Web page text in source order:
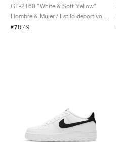
GT-2160 "White & Soft Yellow"
€78,49